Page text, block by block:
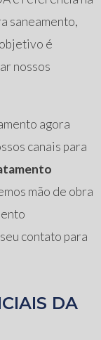
saneamento,
é
nossos
agora
canais para
mão de obra
contato para
DA